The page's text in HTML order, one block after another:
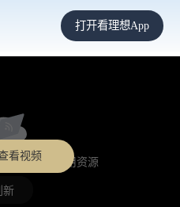
打开看理想App
或未找到可用资源
新
看视频